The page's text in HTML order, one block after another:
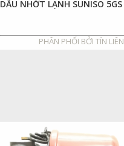
DẦU NHỚT LẠNH SUNISO 5GS
PHÂN PHỐI BỞI TÍN LIÊN